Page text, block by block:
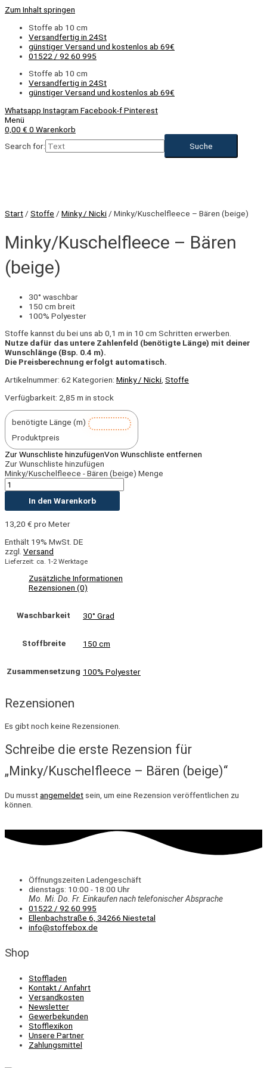
Zum Inhalt springen
Stoffe ab 10 cm
Versandfertig in 24St
günstiger Versand und kostenlos ab 69€
01522 / 92 60 995
Stoffe ab 10 cm
Versandfertig in 24St
günstiger Versand und kostenlos ab 69€
Whatsapp Instagram Facebook-fPinterest
Menü
0,00 € 0 Warenkorb
Search for:
Start / Stoffe / Minky / Nicki / Minky/Kuschelfleece – Bären (beige)
Minky/Kuschelfleece – Bären
(beige)
30° waschbar
150 cm breit
100% Polyester
Stoffe kannst du bei uns ab 0,1 m in 10 cm Schritten erwerben.
Nutze dafür das untere Zahlenfeld (benötigte Länge) mit deiner
Wunschlänge (Bsp. 0.4 m).
Die Preisberechnung erfolgt automatisch.
Artikelnummer: 62 Kategorien: Minky / Nicki Stoffe
Verfügbarkeit: 2,85 m in stock
benötigte Länge (m)
Produktpreis
Zur Wunschliste hinzufügenVon Wunschliste entfernen
Zur Wunschliste hinzufügen
Minky/Kuschelfleece - Bären (beige) Menge
In den Warenkorb
13,20 € pro Meter
Enthält 19% MwSt. DE
zzgl. Versand
Lieferzeit: ca. 1-2 Werktage
Zusätzliche Informationen
Rezensionen (0)
Waschbarkeit 30° Grad
Stoffbreite 150 cm
Zusammensetzung 100% Polyester
Rezensionen
Es gibt noch keine Rezensionen.
Schreibe die erste Rezension für
„Minky/Kuschelfleece – Bären (beige)“
Du musstangemeldet sein, um eine Rezension veröffentlichen zu
können.
Öffnungszeiten Ladengeschäft
dienstags: 10:00 - 18:00 Uhr
Mo. Mi. Do. Fr. Einkaufennach telefonischer Absprache
01522 / 92 60 995
Ellenbachstraße 6, 34266 Niestetal
info@stoffebox.de
Shop
Stoffladen
Kontakt / Anfahrt
Versandkosten
Newsletter
Gewerbekunden
Stofflexikon
Unsere Partner
Zahlungsmittel